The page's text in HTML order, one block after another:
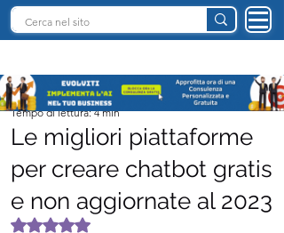
Le migliori piattaforme
per creare chatbot gratis
e non aggiornate al 2023
Team I.A. Italia
Tempo di lettura: 4 min
Valutazione NaN stelle su 5.